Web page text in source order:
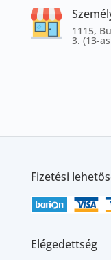
1115,
3. (13-
Fizetési
Elégedettség